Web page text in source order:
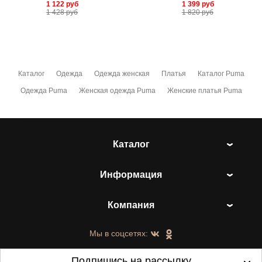
1 122 руб
1 428руб
1 399руб
1 820руб
Каталог Одежда Одежда женская Платья Каталог Puma
Одежда Puma Женская одежда Puma Женские платья Puma
Каталог
Информация
Компания
Мы в соцсетях: